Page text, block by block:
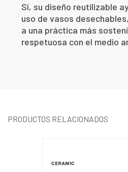
Sí, su diseño reutilizable
uso de vasos
a una práctica más
respetuosa con el medio
PRODUCTOS RELACIONADOS